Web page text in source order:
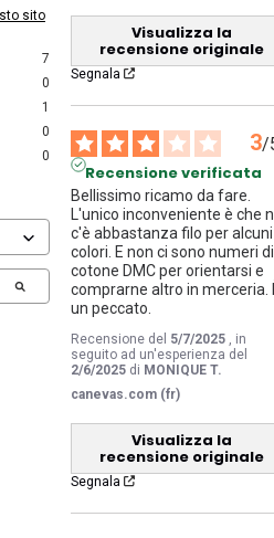
sito
7
0
1
0
0
Visualizza la
recensione originale
Segnala
3/
Recensione verificata
Bellissimo ricamo da fare.
L'unico inconveniente è che
c'è abbastanza filo per alcuni
colori. E non ci sono numeri di
cotone DMC per orientarsi e
comprarne altro in merceria.
un peccato.
Recensione del 5/7/2025
, in
seguito ad un'esperienza del
2/6/2025 di MONIQUE T.
canevas.com (fr)
Visualizza la
recensione originale
Segnala